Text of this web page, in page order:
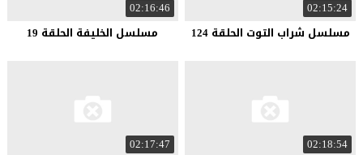
02:15:24
مسلسل شراب التوت الحلقة 124
02:16:46
مسلسل الخليفة الحلقة 19
02:18:54
02:17:47